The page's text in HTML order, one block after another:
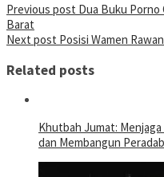
Post
navigation
Previous post Dua Buku Porno
Barat
Next post Posisi Wamen
Related posts
Khutbah Jumat:
dan Membangun